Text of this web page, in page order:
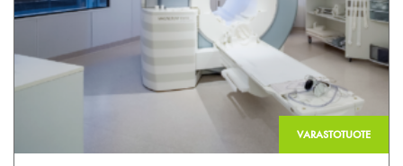
VARASTOTUOTE